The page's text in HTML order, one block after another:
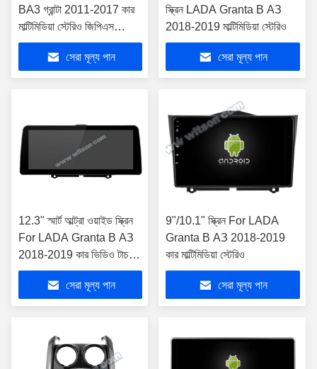
BA3 গ্রান্টা 2011-2017 কার
মাল্টিমিডিয়া স্টেরিও জিপিএস
কারপ্লে প্লেয়ার
সেরা মূল্য পান
স্ক্রিন LADA Granta В АЗ
2018-2019 মাল্টিমিডিয়া স্টেরিও
সেরা মূল্য পান
12.3" স্মার্ট আল্ট্রা ওয়াইড স্ক্রিন
For LADA Granta В АЗ
2018-2019 কার ভিডিও টাচ
QLED মাল্টিমিডিয়া স্টেরিও
সেরা মূল্য পান
9"/10.1" স্ক্রিন For LADA
Granta В АЗ 2018-2019
কার মাল্টিমিডিয়া স্টেরিও
সেরা মূল্য পান